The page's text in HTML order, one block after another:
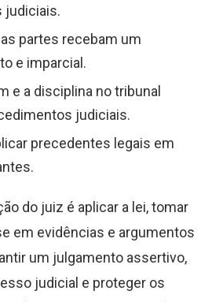
judiciais.
partes recebam um
e imparcial.
e a disciplina no tribunal
judiciais.
precedentes legais em
do juiz é aplicar a lei, tomar
em evidências e argumentos
um julgamento assertivo,
judicial e proteger os